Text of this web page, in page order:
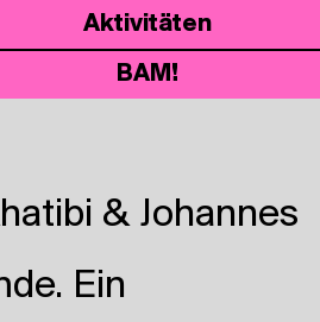
Akti­vi­tä­ten
BAM!
& Johannes
Ein